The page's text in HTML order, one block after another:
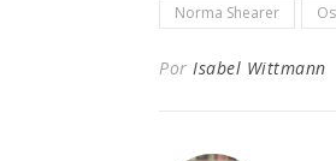
Norma Shearer
Por Isabel Wittmann